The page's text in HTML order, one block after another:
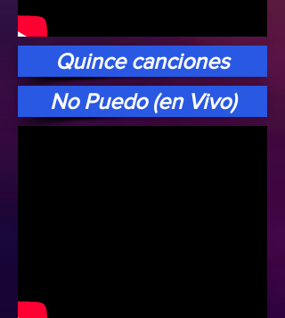
Quince canciones
No Puedo (en Vivo)